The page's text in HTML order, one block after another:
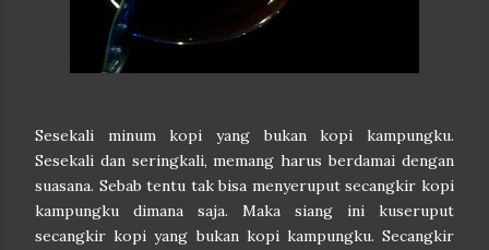
Sesekali minum kopi yang bukan kopi kampungku.
Sesekali dan seringkali, memang harus berdamai dengan
suasana. Sebab tentu tak bisa menyeruput secangkir kopi
kampungku dimana saja. Maka siang ini kuseruput
secangkir kopi yang bukan kopi kampungku. Secangkir